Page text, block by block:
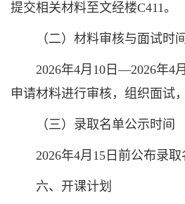
提交相关材料至文经楼C411。
（二）材料审核与面试时间
2026年4月10日—2026年4
申请材料进行审核，组织面试
（三）录取名单公示时间
2026年4月15日前公布录取
六、开课计划